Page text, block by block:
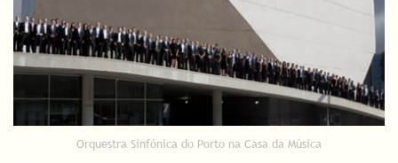
Orquestra Sinfónica do Porto na Casa da Música